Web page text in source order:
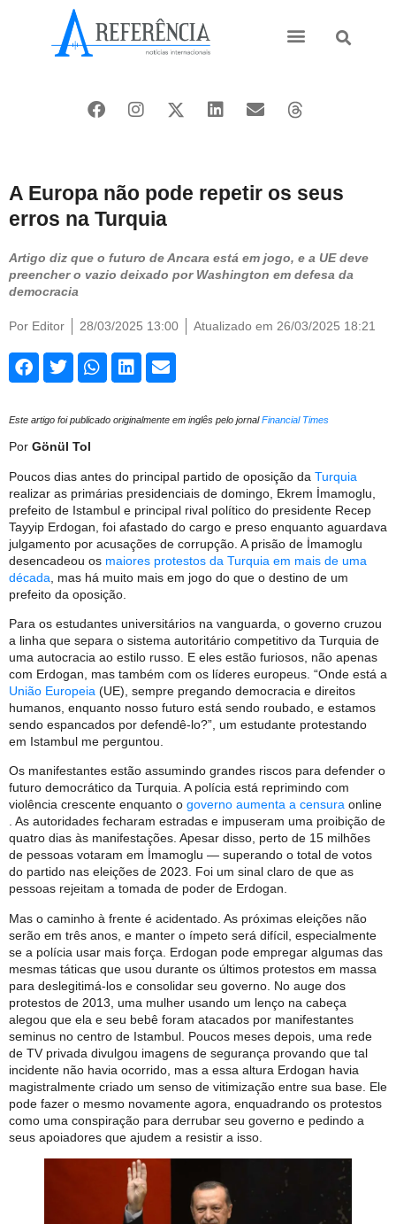
A Europa não pode repetir os seus
erros na Turquia
Artigo diz que o futuro de Ancara está em jogo, e a UE deve
preencher o vazio deixado por Washington em defesa da
democracia
Por Editor 28/03/2025 13:00 Atualizado em 26/03/2025 18:21
Este artigo foi publicado originalmente em inglês pelo jornalFinancial Times
Por Gönül Tol
Poucos dias antes do principal partido de oposição da Turquia
realizar as primárias presidenciais de domingo, Ekrem İmamoglu,
prefeito de Istambul e principal rival político do presidente Recep
Tayyip Erdogan, foi afastado do cargo e preso enquanto aguardava
julgamento por acusações de corrupção. A prisão de İmamoglu
desencadeou os maiores protestos da Turquia em mais de uma
década , mas há muito mais em jogo do que o destino de um
prefeito da oposição.
Para os estudantes universitários na vanguarda, o governo cruzou
a linha que separa o sistema autoritário competitivo da Turquia de
uma autocracia ao estilo russo. E eles estão furiosos, não apenas
com Erdogan, mas também com os líderes europeus. “Onde está a
União Europeia (UE), sempre pregando democracia e direitos
humanos, enquanto nosso futuro está sendo roubado, e estamos
sendo espancados por defendê-lo?”, um estudante protestando
em Istambul me perguntou.
Os manifestantes estão assumindo grandes riscos para defender o
futuro democrático da Turquia. A polícia está reprimindo com
violência crescente enquanto o governo aumenta a censura online
. As autoridades fecharam estradas e impuseram uma proibição de
quatro dias às manifestações. Apesar disso, perto de 15 milhões
de pessoas votaram em İmamoglu — superando o total de votos
do partido nas eleições de 2023. Foi um sinal claro de que as
pessoas rejeitam a tomada de poder de Erdogan.
Mas o caminho à frente é acidentado. As próximas eleições não
serão em três anos, e manter o ímpeto será difícil, especialmente
se a polícia usar mais força. Erdogan pode empregar algumas das
mesmas táticas que usou durante os últimos protestos em massa
para deslegitimá-los e consolidar seu governo. No auge dos
protestos de 2013, uma mulher usando um lenço na cabeça
alegou que ela e seu bebê foram atacados por manifestantes
seminus no centro de Istambul. Poucos meses depois, uma rede
de TV privada divulgou imagens de segurança provando que tal
incidente não havia ocorrido, mas a essa altura Erdogan havia
magistralmente criado um senso de vitimização entre sua base. Ele
pode fazer o mesmo novamente agora, enquadrando os protestos
como uma conspiração para derrubar seu governo e pedindo a
seus apoiadores que ajudem a resistir a isso.